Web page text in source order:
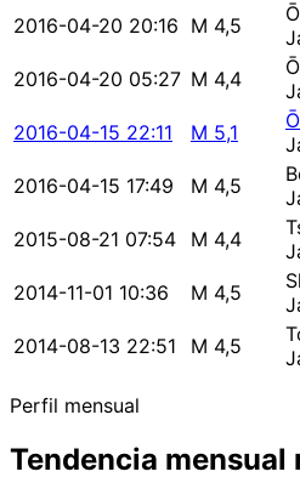
2016-04-20 20:16 M 4,5
2016-04-20 05:27 M 4,4
2016-04-15 22:11 M 5,1
2016-04-15 17:49 M 4,5
2015-08-21 07:54 M 4,4
2014-11-01 10:36 M 4,5
2014-08-13 22:51 M 4,5
Perfil mensual
Tendencia mensual